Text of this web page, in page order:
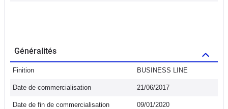
Généralités
Finition BUSINESS LINE
Date de commercialisation 21/06/2017
Date de fin de commercialisation 09/01/2020